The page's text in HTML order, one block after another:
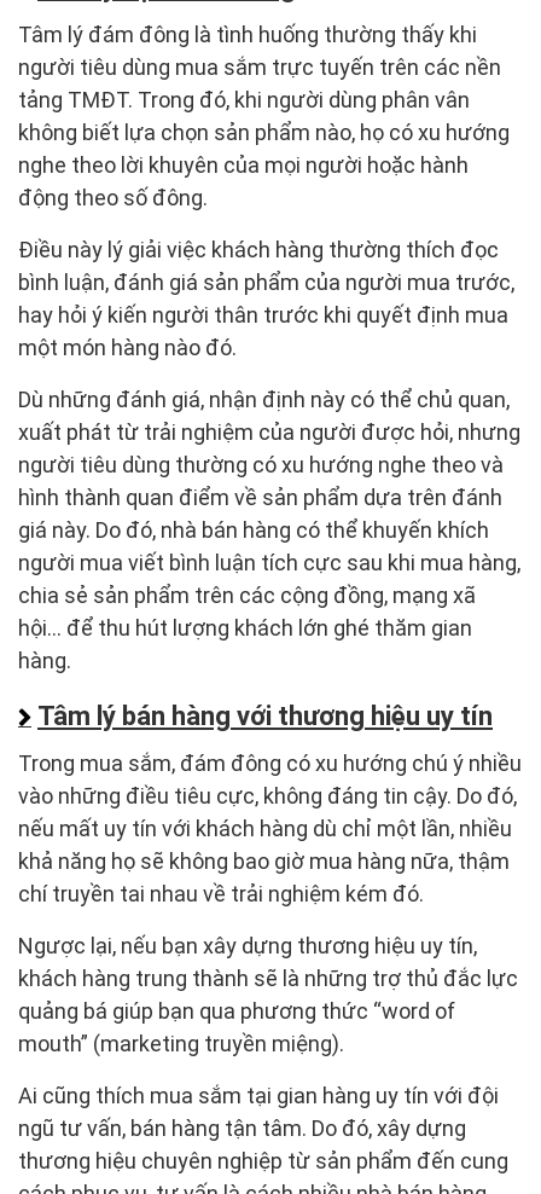
Tâm lý đám đông là tình huống thường thấy khi
người tiêu dùng mua sắm trực tuyến trên các nền
tảng TMĐT. Trong đó, khi người dùng phân vân
không biết lựa chọn sản phẩm nào, họ có xu hướng
nghe theo lời khuyên của mọi người hoặc hành
động theo số đông.
Điều này lý giải việc khách hàng thường thích đọc
bình luận, đánh giá sản phẩm của người mua trước,
hay hỏi ý kiến người thân trước khi quyết định mua
một món hàng nào đó.
Dù những đánh giá, nhận định này có thể chủ quan,
xuất phát từ trải nghiệm của người được hỏi, nhưng
người tiêu dùng thường có xu hướng nghe theo và
hình thành quan điểm về sản phẩm dựa trên đánh
giá này. Do đó, nhà bán hàng có thể khuyến khích
người mua viết bình luận tích cực sau khi mua hàng,
chia sẻ sản phẩm trên các cộng đồng, mạng xã
hội… để thu hút lượng khách lớn ghé thăm gian
hàng.
Tâm lý bán hàng với thương hiệu uy tín
Trong mua sắm, đám đông có xu hướng chú ý nhiều
vào những điều tiêu cực, không đáng tin cậy. Do đó,
nếu mất uy tín với khách hàng dù chỉ một lần, nhiều
khả năng họ sẽ không bao giờ mua hàng nữa, thậm
chí truyền tai nhau về trải nghiệm kém đó.
Ngược lại, nếu bạn xây dựng thương hiệu uy tín,
khách hàng trung thành sẽ là những trợ thủ đắc lực
quảng bá giúp bạn qua phương thức “word of
mouth” (marketing truyền miệng).
Ai cũng thích mua sắm tại gian hàng uy tín với đội
ngũ tư vấn, bán hàng tận tâm. Do đó, xây dựng
thương hiệu chuyên nghiệp từ sản phẩm đến cung